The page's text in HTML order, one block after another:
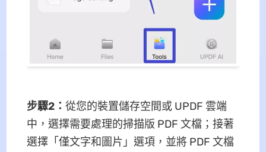
步驟2： 從您的裝置儲存空間或 UPDF 雲端
中，選擇需要處理的掃描版 PDF 文檔；接著
選擇「僅文字和圖片」選項，並將 PDF 文檔